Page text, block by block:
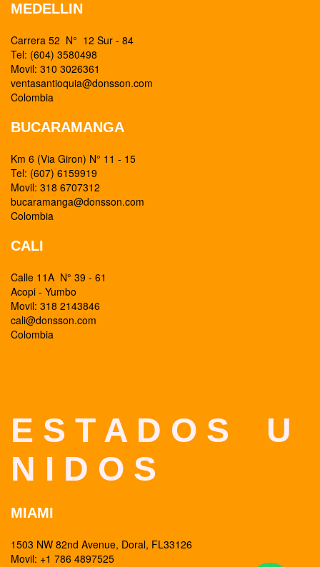
MEDELLIN
Carrera 52 N° 12 Sur - 84
Tel: (604) 3580498
Movil: 310 3026361
ventasantioquia@donsson.com
Colombia
BUCARAMANGA
Km 6 (Via Giron) N° 11 - 15
Tel: (607) 6159919
Movil: 318 6707312
bucaramanga@donsson.com
Colombia
CALI
Calle 11A N° 39 - 61
Acopi - Yumbo
Movil: 318 2143846
cali@donsson.com
Colombia
E S T A D O S U
N I D O S
MIAMI
1503 NW 82nd Avenue, Doral, FL33126
Movil: +1 786 4897525